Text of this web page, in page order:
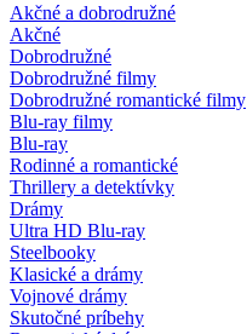
Akčné a dobrodružné
Akčné
Dobrodružné
Dobrodružné filmy
Dobrodružné romantické filmy
Blu-ray filmy
Blu-ray
Rodinné a romantické
Thrillery a detektívky
Drámy
Ultra HD Blu-ray
Steelbooky
Klasické a drámy
Vojnové drámy
Skutočné príbehy